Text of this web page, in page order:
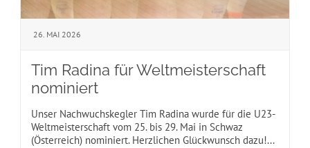
26. MAI 2026
Tim Radina für Weltmeisterschaft
nominiert
Unser Nachwuchskegler Tim Radina wurde für die U23-
Weltmeisterschaft vom 25. bis 29. Mai in Schwaz
(Österreich) nominiert. Herzlichen Glückwunsch dazu!...